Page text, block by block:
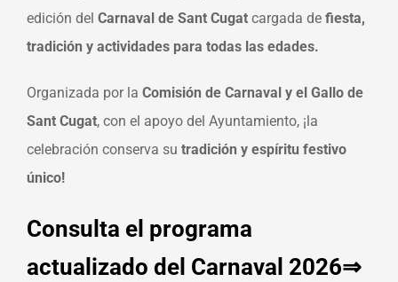
edición del Carnaval de Sant Cugat cargada de fiesta,
tradición y actividades para todas las edades.
Organizada por la Comisión de Carnaval y el Gallo de
Sant Cugat, con el apoyo del Ayuntamiento, ¡la
celebración conserva su tradición y espíritu festivo
único!
Consulta el programa
actualizado del Carnaval 2026⇒